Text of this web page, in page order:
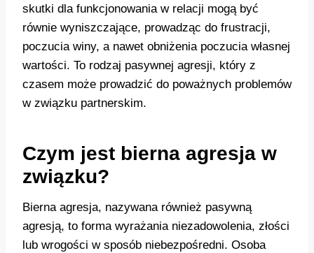
skutki dla funkcjonowania w relacji mogą być
równie wyniszczające, prowadząc do frustracji,
poczucia winy, a nawet obniżenia poczucia własnej
wartości. To rodzaj pasywnej agresji, który z
czasem może prowadzić do poważnych problemów
w związku partnerskim.
Czym jest bierna agresja w
związku?
Bierna agresja, nazywana również pasywną
agresją, to forma wyrażania niezadowolenia, złości
lub wrogości w sposób niebezpośredni. Osoba